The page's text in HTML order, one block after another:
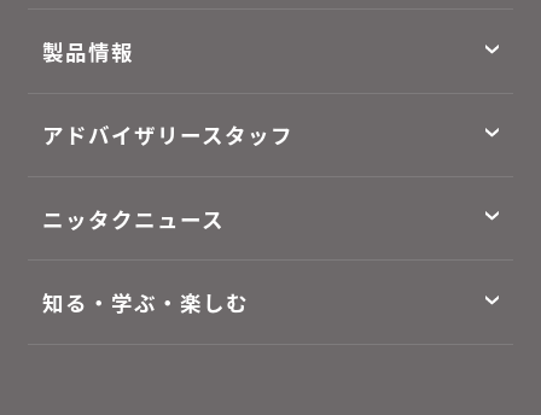
製品情報
アドバイザリースタッフ
ニッタクニュース
知る・学ぶ・楽しむ